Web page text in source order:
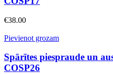
€38.00
Pievienot grozam
Spārītes piespraude un
COSP26